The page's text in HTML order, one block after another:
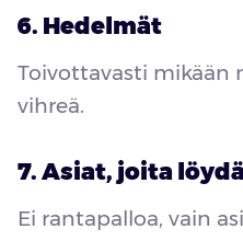
6. Hedelmät
Toivottavasti mikään
vihreä.
7. Asiat, joita
Ei rantapalloa, vain